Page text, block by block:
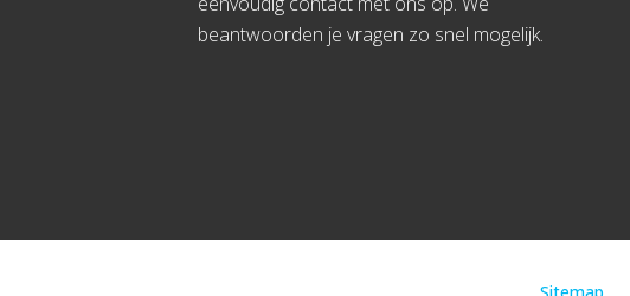
beantwoorden je vragen zo snel mogelijk.